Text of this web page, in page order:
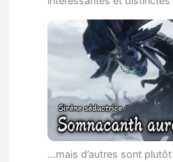
…mais d’autres sont